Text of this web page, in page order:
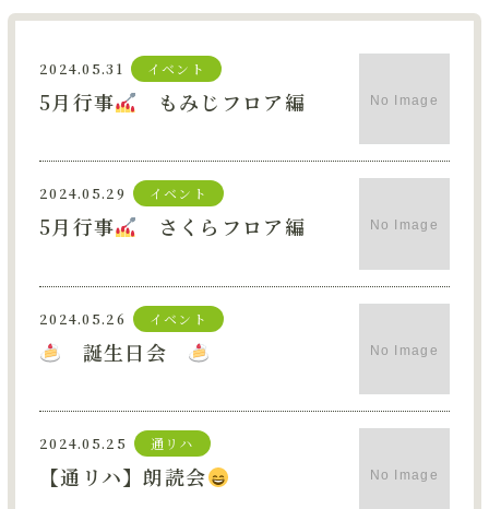
フォトアルバム
資料ダウンロード
お問い合わせ
2024.05.31 イベント
5月行事 もみじフロア編
2024.05.29 イベント
5月行事 さくらフロア編
2024.05.26 イベント
誕生日会
2024.05.25 通リハ
【通リハ】朗読会